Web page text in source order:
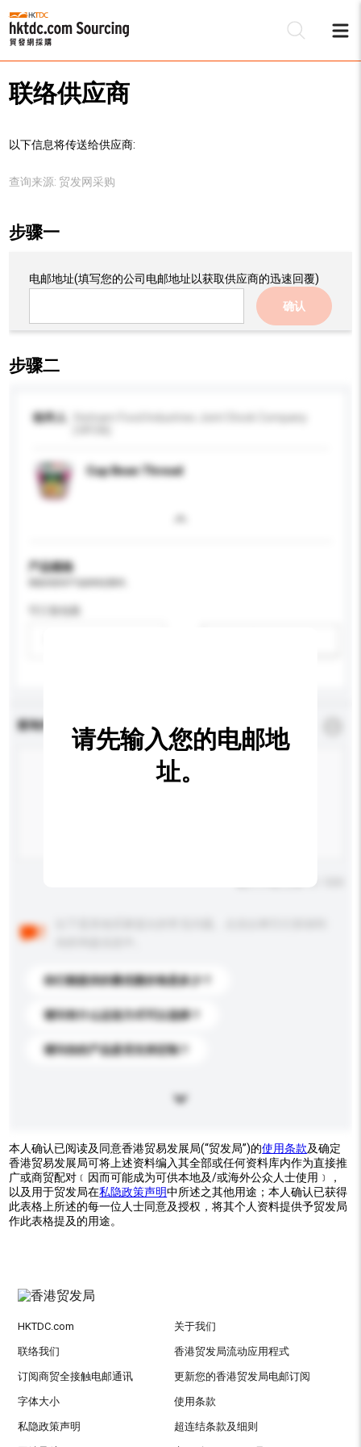
联络供应商
以下信息将传送给供应商:
查询来源: 贸发网采购
步骤一
电邮地址(填写您的公司电邮地址以获取供应商的迅速回覆)
确认
步骤二
收件人
Cup Bean Thread
产品规格
查询内容 *必须填写
你们能提供的最优惠价格是多少？
请问有什么运送方式可以选择？
请问你的产品是否支持定制？
请先输入您的电邮地
址。
本人确认已阅读及同意香港贸易发展局(“贸发局”)的使用条款及确定
香港贸易发展局可将上述资料编入其全部或任何资料库内作为直接推
广或商贸配对﹝因而可能成为可供本地及/或海外公众人士使用﹞，
以及用于贸发局在私隐政策声明中所述之其他用途；本人确认已获得
此表格上所述的每一位人士同意及授权，将其个人资料提供予贸发局
作此表格提及的用途。
HKTDC.com 关于我们
联络我们 香港贸发局流动应用程式
订阅商贸全接触电邮通讯 更新您的香港贸发局电邮订阅
字体大小 使用条款
私隐政策声明 超连结条款及细则